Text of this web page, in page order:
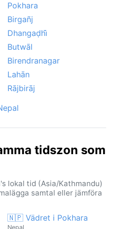
årstid som formar
Pokhara
Birgañj
Dhangaḍhi̇̄
Butwāl
Birendranagar
Lahān
Rājbirāj
tidszon som
lokal tid (Asia/Kathmandu)
samtal eller jämföra
🇳🇵 Vädret i Pokhara
Nepal